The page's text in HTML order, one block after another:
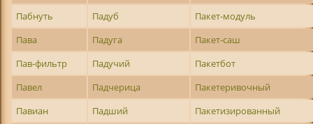
Пабнуть
Падуб
Пакет-модуль
Пава
Падуга
Пакет-саш
Пав-фильтр
Падучий
Пакетбот
Павел
Падчерица
Пакетеривочный
Павиан
Падший
Пакетизированный